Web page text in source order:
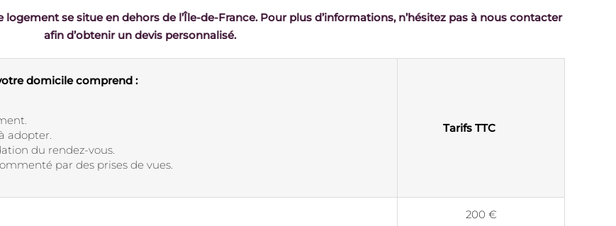
se situe en dehors de l’Île-de-France. Pour plus d’informations, n’hésitez pas à nous contacter
afin d’obtenir un devis personnalisé.
domicile comprend :
adopter.
du rendez-vous.
par des prises de vues.
Tarifs TTC
200 €